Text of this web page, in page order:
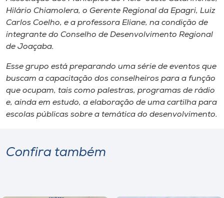
Selecione
o idioma
A+
A-
Hilário Chiamolera, o Gerente Regional da Epagri, Luiz
Carlos Coelho, e a professora Eliane, na condição de
integrante do Conselho de Desenvolvimento Regional
de Joaçaba.
Esse grupo está preparando uma série de eventos que
buscam a capacitação dos conselheiros para a função
que ocupam, tais como palestras, programas de rádio
e, ainda em estudo, a elaboração de uma cartilha para
escolas públicas sobre a temática do desenvolvimento.
Confira também